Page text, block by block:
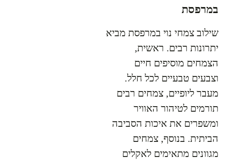
במרפסת
שילוב צמחי נוי במרפסת מביא
יתרונות רבים. ראשית,
הצמחים מוסיפים חיים
וצבעים טבעיים לכל חלל.
מעבר ליופיים, צמחים רבים
תורמים לטיהור האוויר
ומשפרים את איכות הסביבה
הביתית. בנוסף, צמחים
מגוונים מתאימים לאקלים